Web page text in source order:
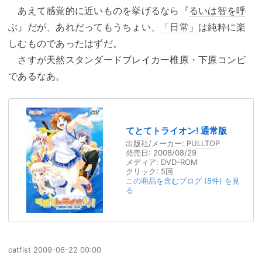
あえて感覚的に近いものを挙げるなら『るいは智を呼
ぶ』だが、あれだってもうちょい、 「日常」 は純粋に楽
しむものであったはずだ。
さすが天然スタンダードブレイカー椎原・下原コンビ
であるなあ。
てとてトライオン! 通常版
出版社/メーカー: PULLTOP
発売日: 2008/08/29
メディア: DVD-ROM
クリック: 5回
この商品を含むブログ (8件) を見
る
catfist 2009-06-22 00:00